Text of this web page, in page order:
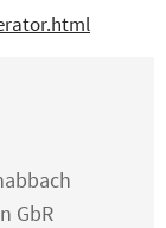
GbR